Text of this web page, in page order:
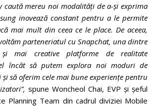
caută mereu noi modalități de a-și exprima
inovează constant pentru a le permite
mai mult din ceea ce le place. De aceea,
parteneriatul cu Snapchat, una dintre
mai creative platforme de realitate
încât să putem explora noi moduri de
să oferim cele mai bune experiențe pentru
”, spune Woncheol Chai, EVP și șeful
Planning Team din cadrul diviziei Mobile